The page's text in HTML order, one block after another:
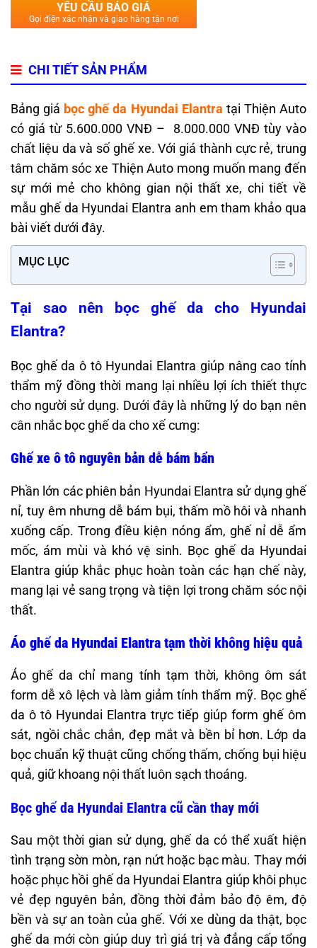
YÊU CẦU BÁO GIÁ
Gọi điện xác nhận và giao hàng tận nơi
CHI TIẾT SẢN PHẨM
Bảng giá bọc ghế da Hyundai Elantra tại Thiện Auto
có giá từ 5.600.000 VNĐ – 8.000.000 VNĐ tùy vào
chất liệu da và số ghế xe. Với giá thành cực rẻ, trung
tâm chăm sóc xe Thiện Auto mong muốn mang đến
sự mới mẻ cho không gian nội thất xe, chi tiết về
mẫu ghế da Hyundai Elantra anh em tham khảo qua
bài viết dưới đây.
MỤC LỤC
Tại sao nên bọc ghế da cho Hyundai
Elantra?
Bọc ghế da ô tô Hyundai Elantra giúp nâng cao tính
thẩm mỹ đồng thời mang lại nhiều lợi ích thiết thực
cho người sử dụng. Dưới đây là những lý do bạn nên
cân nhắc bọc ghế da cho xế cưng:
Ghế xe ô tô nguyên bản dễ bám bẩn
Phần lớn các phiên bản Hyundai Elantra sử dụng ghế
nỉ, tuy êm nhưng dễ bám bụi, thấm mồ hôi và nhanh
xuống cấp. Trong điều kiện nóng ẩm, ghế nỉ dễ ẩm
mốc, ám mùi và khó vệ sinh. Bọc ghế da Hyundai
Elantra giúp khắc phục hoàn toàn các hạn chế này,
mang lại vẻ sang trọng và tiện lợi trong chăm sóc nội
thất.
Áo ghế da Hyundai Elantra tạm thời không hiệu quả
Áo ghế da chỉ mang tính tạm thời, không ôm sát
form dễ xô lệch và làm giảm tính thẩm mỹ. Bọc ghế
da ô tô Hyundai Elantra trực tiếp giúp form ghế ôm
sát, ngồi chắc chắn, đẹp mắt và bền bỉ hơn. Lớp da
bọc chuẩn kỹ thuật cũng chống thấm, chống bụi hiệu
quả, giữ khoang nội thất luôn sạch thoáng.
Bọc ghế da Hyundai Elantra cũ cần thay mới
Sau một thời gian sử dụng, ghế da có thể xuất hiện
tình trạng sờn mòn, rạn nứt hoặc bạc màu. Thay mới
hoặc phục hồi ghế da Hyundai Elantra giúp khôi phục
vẻ đẹp nguyên bản, đồng thời đảm bảo độ êm, độ
bền và sự an toàn của ghế. Với xe dùng da thật, bọc
ghế da mới còn giúp duy trì giá trị và đẳng cấp tổng